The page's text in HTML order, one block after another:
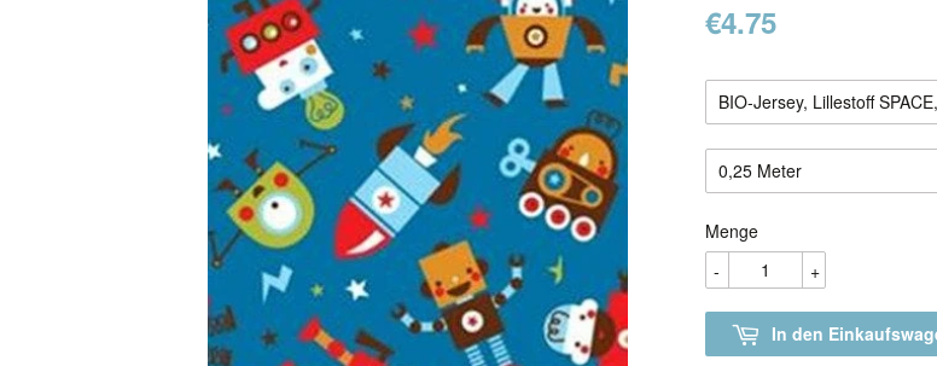
€4.75
Menge
+
-
In den